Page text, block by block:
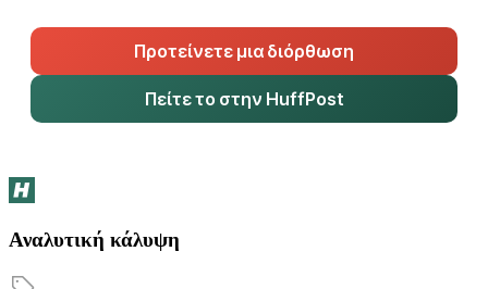
Προτείνετε μια διόρθωση
Πείτε το στην HuffPost
Αναλυτική κάλυψη